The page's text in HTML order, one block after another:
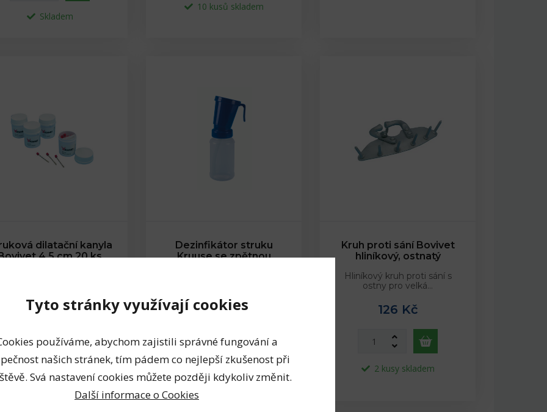
Skladem
10 kusů skladem
dilatační kanyla
4,5 cm 20 ks
299 Kč
Dezinfikátor struku
Kruuse se zpětnou
zpětnou klapkou…
5 kusů skladem
Kruh proti sání Bovivet
hliníkový, ostnatý
Hliníkový kruh proti sání s
ostny pro velká…
126 Kč
2 kusy skladem
Tyto stránky využívají cookies
používáme, abychom zajistili správné fungování a
našich stránek, tím pádem co nejlepší zkušenost při
Svá nastavení cookies můžete později kdykoliv změnit.
Další informace o Cookies